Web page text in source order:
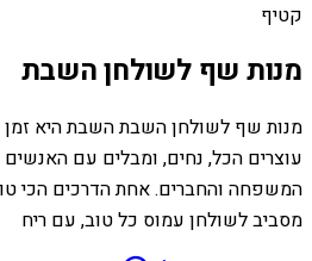
קטיף
מנות שף לשולחן השבת
מנות שף לשולחן השבת השבת היא זמן
עוצרים הכל, נחים, ומבלים עם
המשפחה והחברים. אחת הדרכים הכי
מסביב לשולחן עמוס כל טוב, עם ריח